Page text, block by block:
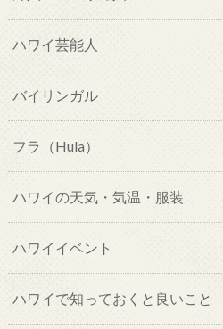
ハワイ芸能人
バイリンガル
フラ（Hula）
ハワイの天気・気温・服装
ハワイイベント
ハワイで知っておくと良いこと